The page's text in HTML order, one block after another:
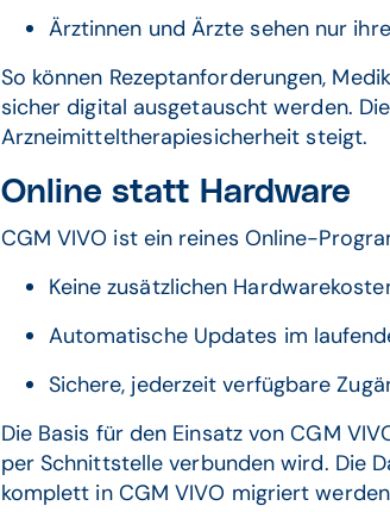
Ärztinnen und Ärzte sehen nur
So können Rezeptanforderungen,
sicher digital ausgetauscht werden.
Arzneimitteltherapiesicherheit steigt.
Online statt Hardware
CGM VIVO ist ein reines Online-
Keine zusätzlichen
Automatische Updates im
Sichere, jederzeit verfügbare
Die Basis für den Einsatz von CGM
per Schnittstelle verbunden wird. Die
komplett in CGM VIVO migriert